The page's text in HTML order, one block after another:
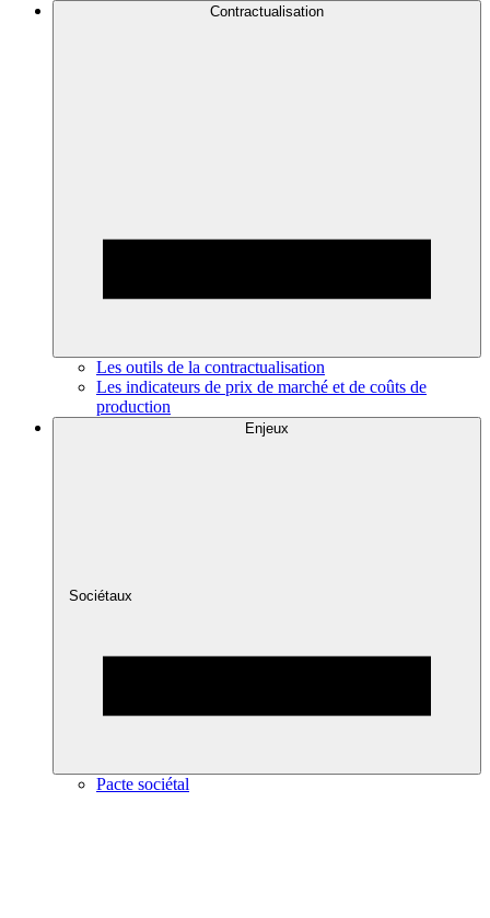
Contractualisation
Les outils de la contractualisation
Les indicateurs de prix de marché et de coûts de
production
Enjeux
Sociétaux
Pacte sociétal